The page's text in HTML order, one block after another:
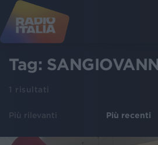
Tag:
1 risultati
Più rilevanti Più recenti